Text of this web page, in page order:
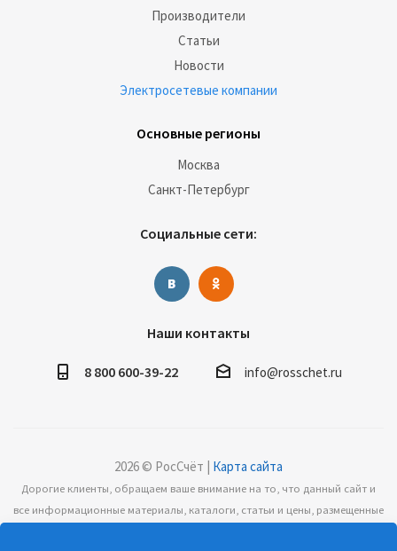
Производители
Статьи
Новости
Электросетевые компании
Основные регионы
Москва
Санкт-Петербург
Социальные сети:
Наши контакты
8 800 600-39-22 info@rosschet.ru
2026 © РосСчёт | Карта сайта
Дорогие клиенты, обращаем ваше внимание на то, что данный сайт и
все информационные материалы, каталоги, статьи и цены, размещенные